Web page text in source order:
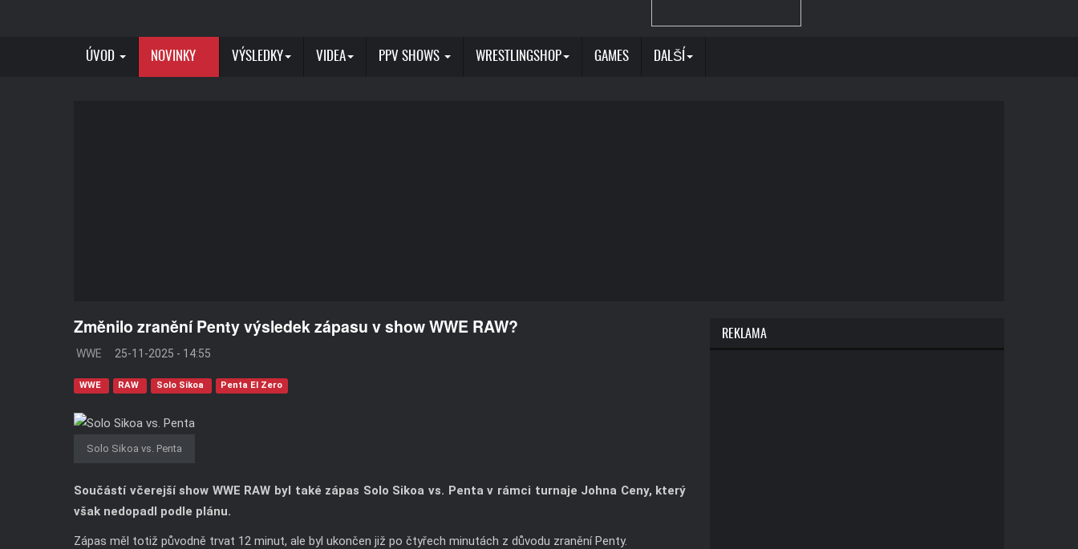
ÚVOD NOVINKY VÝSLEDKY VIDEA PPV SHOWS WRESTLINGSHOP GAMES DALŠÍ
Změnilo zranění Penty výsledek zápasu v show WWE RAW?
WWE 25-11-2025 - 14:55
WWE RAW Solo Sikoa Penta El Zero
Solo Sikoa vs. Penta
Součástí včerejší show WWE RAW byl také zápas Solo Sikoa vs. Penta v rámci turnaje Johna Ceny, který
však nedopadl podle plánu.
Zápas měl totiž původně trvat 12 minut, ale byl ukončen již po čtyřech minutách z důvodu zranění Penty.
REKLAMA